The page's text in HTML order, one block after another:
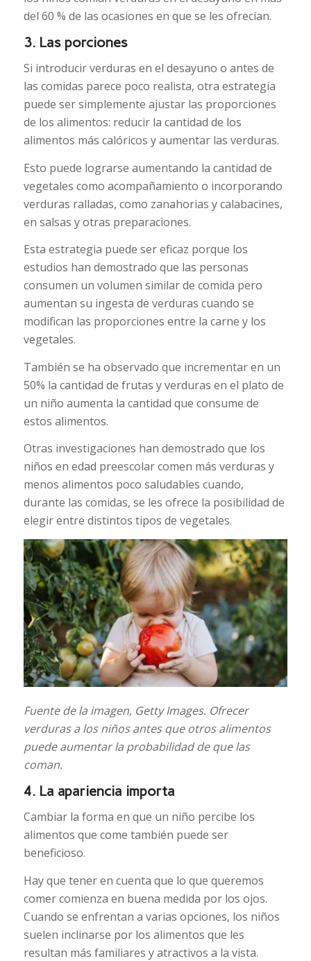
del 60 % de las ocasiones en que se les ofrecían.
3. Las porciones
Si introducir verduras en el desayuno o antes de
las comidas parece poco realista, otra estrategia
puede ser simplemente ajustar las proporciones
de los alimentos: reducir la cantidad de los
alimentos más calóricos y aumentar las verduras.
Esto puede lograrse aumentando la cantidad de
vegetales como acompañamiento o incorporando
verduras ralladas, como zanahorias y calabacines,
en salsas y otras preparaciones.
Esta estrategia puede ser eficaz porque los
estudios han demostrado que las personas
consumen un volumen similar de comida pero
aumentan su ingesta de verduras cuando se
modifican las proporciones entre la carne y los
vegetales.
También se ha observado que incrementar en un
50% la cantidad de frutas y verduras en el plato de
un niño aumenta la cantidad que consume de
estos alimentos.
Otras investigaciones han demostrado que los
niños en edad preescolar comen más verduras y
menos alimentos poco saludables cuando,
durante las comidas, se les ofrece la posibilidad de
elegir entre distintos tipos de vegetales.
Fuente de la imagen, Getty Images. Ofrecer
verduras a los niños antes que otros alimentos
puede aumentar la probabilidad de que las
coman.
4. La apariencia importa
Cambiar la forma en que un niño percibe los
alimentos que come también puede ser
beneficioso.
Hay que tener en cuenta que lo que queremos
comer comienza en buena medida por los ojos.
Cuando se enfrentan a varias opciones, los niños
suelen inclinarse por los alimentos que les
resultan más familiares y atractivos a la vista.